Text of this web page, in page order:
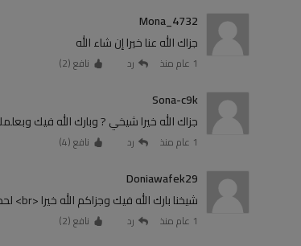
Mona_4732
جزاك الله عنا خيرا إن شاء الله
1 عام منذ رد نافع (2
)
Sona-c9k
جزاك الله خيرا شيخي ? وبارك الله فيك
1 عام منذ رد نافع (4
)
Doniawafek29
شيخنا بارك الله فيك وجزاكم الله خيرا <br> لحد دلوقتى حضرتك مردتيش على ولا سؤال بس مش زعلان ياشيخ بارك الله فى وقتك
1 عام منذ رد نافع (2
)